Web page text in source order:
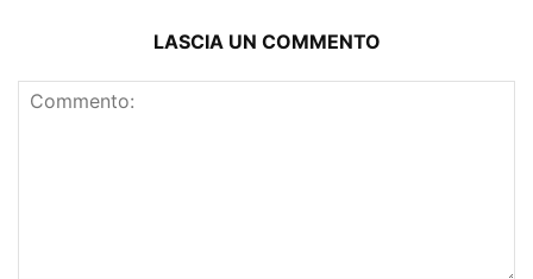
LASCIA UN COMMENTO